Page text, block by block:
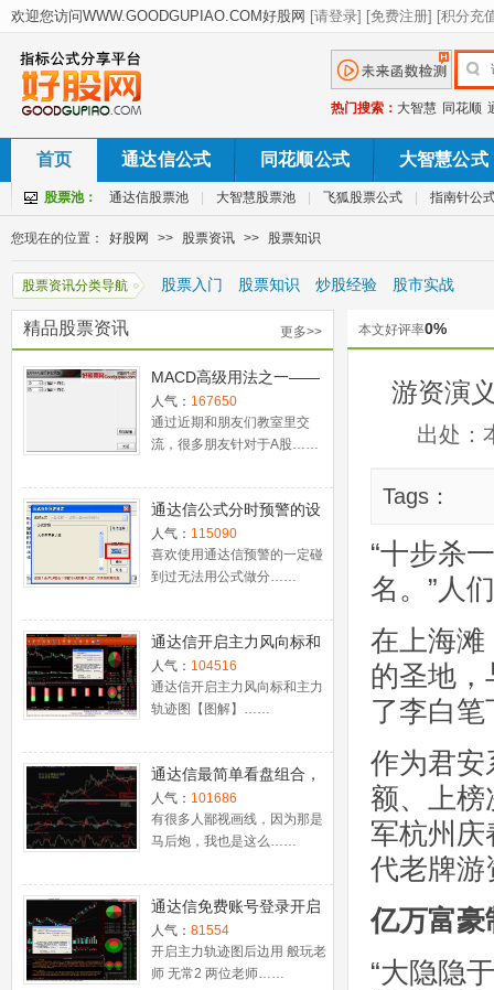
热门搜索： 大智慧 同花顺
首页 通达信公式 同花顺公式 大智慧公式
股票池： 通达信股票池 大智慧股票池 飞狐股票公式 指南针公
您现在的位置： 好股网 >> 股票资讯 >> 股票知识
股票资讯分类导航 股票入门 股票知识 炒股经验 股市实战
精品股票资讯 更多>>
MACD高级用法之一——
稳健买入法+2点卖出法
人气： 167650
通过近期和朋友们教室里交
流，很多朋友针对于A股……
通达信公式分时预警的设
置
人气： 115090
喜欢使用通达信预警的一定碰
到过无法用公式做分……
通达信开启主力风向标和
主力轨迹图【图解】
人气： 104516
通达信开启主力风向标和主力
轨迹图【图解】……
通达信最简单看盘组合，
抓强势股双头的超短线盈
利－－之五（均线战法找
心脏）
人气： 101686
有很多人鄙视画线，因为那是
马后炮，我也是这么……
通达信免费账号登录开启
十档框和调用主力监控教
程
人气： 81554
开启主力轨迹图后边用 般玩老
师 无常2 两位老师……
本文好评率0%
游资演
出处：
Tags：
“十步杀
名。”人
在上海滩
的圣地
了李白笔
作为君安
额、上榜
军杭州庆
代老牌游
亿万富豪
“大隐隐